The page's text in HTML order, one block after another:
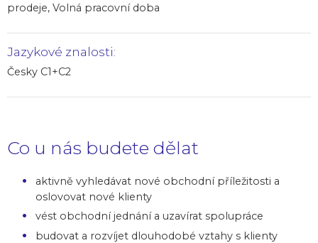
prodeje, Volná pracovní doba
Jazykové znalosti:
Česky C1+C2
Co u nás budete dělat
aktivně vyhledávat nové obchodní příležitosti a
oslovovat nové klienty
vést obchodní jednání a uzavírat spolupráce
budovat a rozvíjet dlouhodobé vztahy s klienty